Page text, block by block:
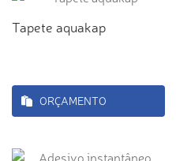
Tapete aquakap
ORÇAMENTO